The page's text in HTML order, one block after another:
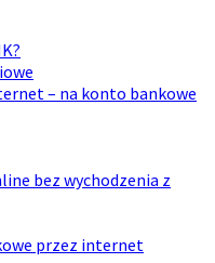
– na konto bankowe
bez wychodzenia z
przez internet